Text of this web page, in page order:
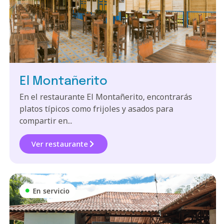
El Montañerito
En el restaurante El Montañerito, encontrarás
platos típicos como frijoles y asados para
compartir en...
Ver restaurante
En servicio